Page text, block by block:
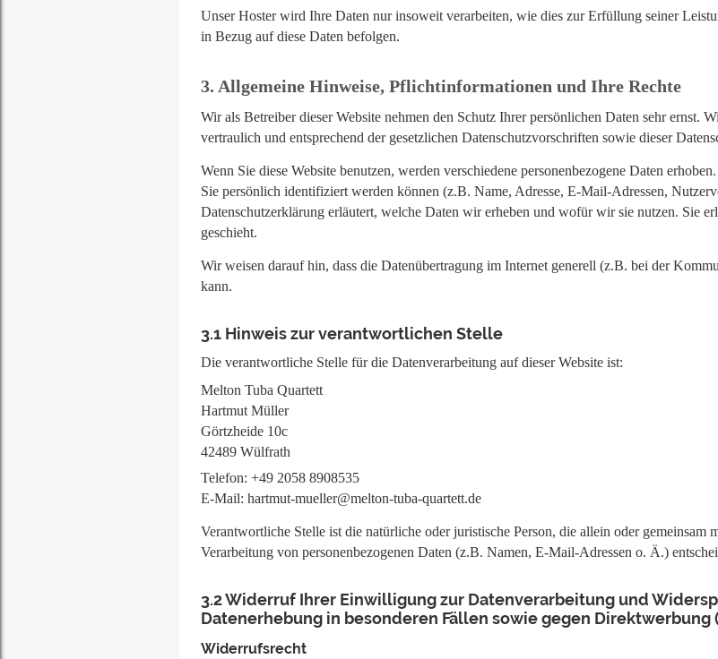
Unser Hoster wird Ihre Daten nur insoweit verarbeiten, wie dies zur Erfüllung seiner
in Bezug auf diese Daten befolgen.
3. Allgemeine Hinweise, Pflichtinformationen und Ihre Rechte
Wir als Betreiber dieser Website nehmen den Schutz Ihrer persönlichen Daten sehr ernst.
vertraulich und entsprechend der gesetzlichen Datenschutzvorschriften sowie dieser
Wenn Sie diese Website benutzen, werden verschiedene personenbezogene Daten
Sie persönlich identifiziert werden können (z.B. Name, Adresse, E-Mail-Adressen,
Datenschutzerklärung erläutert, welche Daten wir erheben und wofür wir sie nutzen. Sie
geschieht.
Wir weisen darauf hin, dass die Datenübertragung im Internet generell (z.B. bei der
kann.
3.1 Hinweis zur verantwortlichen Stelle
Die verantwortliche Stelle für die Datenverarbeitung auf dieser Website ist:
Melton Tuba Quartett
Hartmut Müller
Görtzheide 10c
42489 Wülfrath
Telefon: +49 2058 8908535
E-Mail: hartmut-mueller@melton-tuba-quartett.de
Verantwortliche Stelle ist die natürliche oder juristische Person, die allein oder gemeinsam
Verarbeitung von personenbezogenen Daten (z.B. Namen, E-Mail-Adressen o. Ä.)
3.2Widerruf Ihrer Einwilligung zur Datenverarbeitung und
Datenerhebung in besonderen Fällen sowie gegen Direktwerbung
Widerrufsrecht